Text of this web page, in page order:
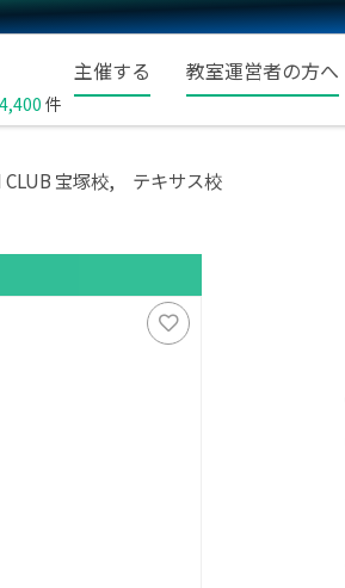
4,400 件
主催する 教室運営者の方へ
CLUB 宝塚校, テキサス校